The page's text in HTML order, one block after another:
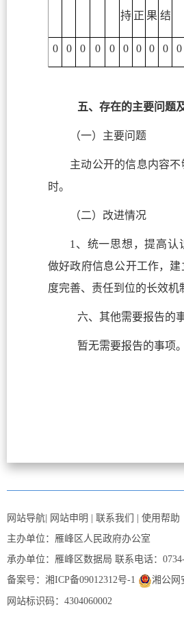
持 正 果 结
0 0 0 0 0 0 0 0 0 0
五、存在的主要问题
（一）主要问题
主动公开的信息内容
时。
（二）改进情况
1、统一思想，提高认
做好政府信息公开工作，建
度完善、责任到位的长效机
六、其他需要报告的
暂无需要报告的事项。
网站导航 网站申明 联系我们
使用帮助
主办单位：雁峰区人民政府办公室
承办单位：雁峰区数据局 联系电话：
备案号：湘ICP备09012312号-1
湘公网
网站标识码：4304060002